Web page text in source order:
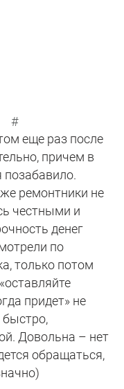
#
еще раз после
причем в
позабавило.
ремонтники не
честными и
денег
по
только потом
придет» не
Довольна – нет
обращаться,